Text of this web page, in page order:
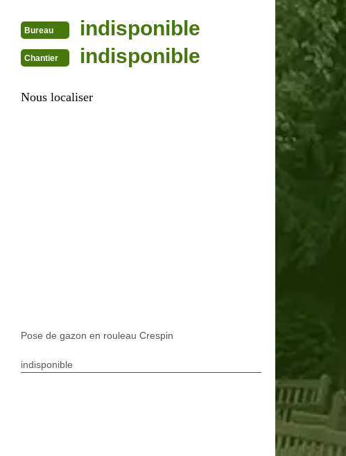
Bureau indisponible
Chantier indisponible
Nous localiser
Pose de gazon en rouleau Crespin
indisponible